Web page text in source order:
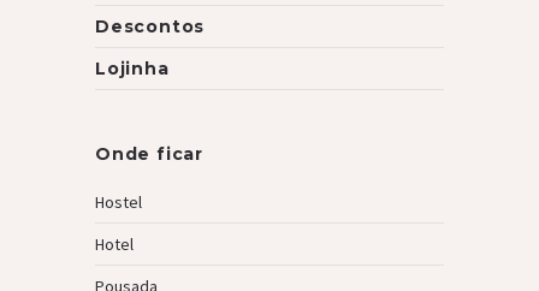
Descontos
Lojinha
Onde ficar
Hostel
Hotel